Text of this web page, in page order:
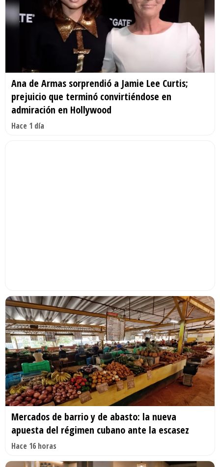
Ana de Armas sorprendió a Jamie Lee Curtis;
prejuicio que terminó convirtiéndose en
admiración en Hollywood
Hace 1 día
Mercados de barrio y de abasto: la nueva
apuesta del régimen cubano ante la escasez
Hace 16 horas